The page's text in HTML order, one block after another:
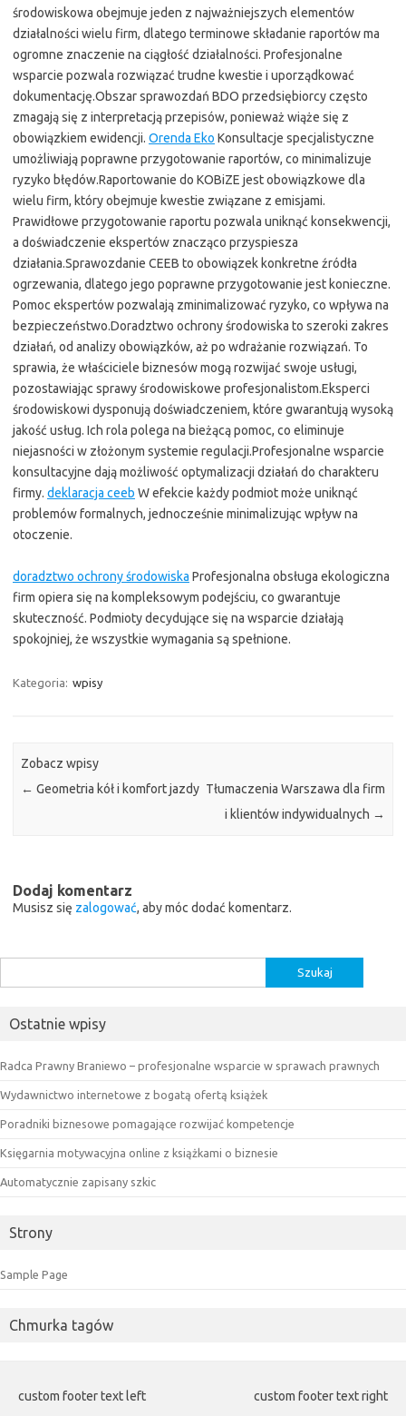
środowiskowa obejmuje jeden z najważniejszych elementów
działalności wielu firm, dlatego terminowe składanie raportów ma
ogromne znaczenie na ciągłość działalności. Profesjonalne
wsparcie pozwala rozwiązać trudne kwestie i uporządkować
dokumentację.Obszar sprawozdań BDO przedsiębiorcy często
zmagają się z interpretacją przepisów, ponieważ wiąże się z
obowiązkiem ewidencji. Orenda Eko Konsultacje specjalistyczne
umożliwiają poprawne przygotowanie raportów, co minimalizuje
ryzyko błędów.Raportowanie do KOBiZE jest obowiązkowe dla
wielu firm, który obejmuje kwestie związane z emisjami.
Prawidłowe przygotowanie raportu pozwala uniknąć konsekwencji,
a doświadczenie ekspertów znacząco przyspiesza
działania.Sprawozdanie CEEB to obowiązek konkretne źródła
ogrzewania, dlatego jego poprawne przygotowanie jest konieczne.
Pomoc ekspertów pozwalają zminimalizować ryzyko, co wpływa na
bezpieczeństwo.Doradztwo ochrony środowiska to szeroki zakres
działań, od analizy obowiązków, aż po wdrażanie rozwiązań. To
sprawia, że właściciele biznesów mogą rozwijać swoje usługi,
pozostawiając sprawy środowiskowe profesjonalistom.Eksperci
środowiskowi dysponują doświadczeniem, które gwarantują wysoką
jakość usług. Ich rola polega na bieżącą pomoc, co eliminuje
niejasności w złożonym systemie regulacji.Profesjonalne wsparcie
konsultacyjne dają możliwość optymalizacji działań do charakteru
firmy. deklaracja ceeb W efekcie każdy podmiot może uniknąć
problemów formalnych, jednocześnie minimalizując wpływ na
otoczenie.
doradztwo ochrony środowiska Profesjonalna obsługa ekologiczna
firm opiera się na kompleksowym podejściu, co gwarantuje
skuteczność. Podmioty decydujące się na wsparcie działają
spokojniej, że wszystkie wymagania są spełnione.
Kategoria: wpisy
Zobacz wpisy
← Geometria kół i komfort jazdy Tłumaczenia Warszawa dla firm
i klientów indywidualnych →
Dodaj komentarz
Musisz się zalogować, aby móc dodać komentarz.
Ostatnie wpisy
Radca Prawny Braniewo – profesjonalne wsparcie w sprawach prawnych
Wydawnictwo internetowe z bogatą ofertą książek
Poradniki biznesowe pomagające rozwijać kompetencje
Księgarnia motywacyjna online z książkami o biznesie
Automatycznie zapisany szkic
Strony
Sample Page
Chmurka tagów
custom footer text left custom footer text right